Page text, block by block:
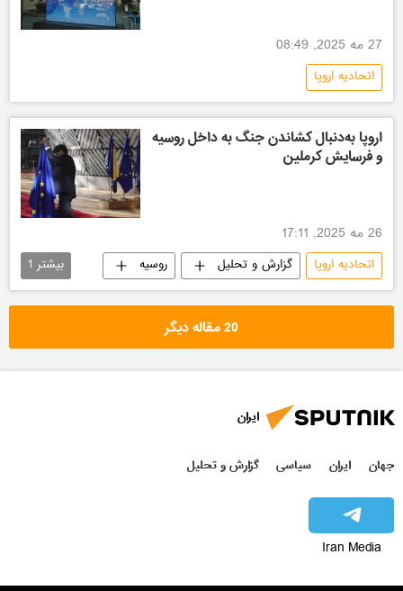
27 مه 2025, 08:49
اتحادیه اروپا
اروپا به‌دنبال کشاندن جنگ به داخل روسیه
و فرسایش کرملین
26 مه 2025, 17:11
اتحادیه اروپا گزارش و تحلیل
روسیه
اوکراین
بیشتر 1
20 مقاله دیگر
ایران
جهان ایران سیاسی گزارش و تحلیل
Iran Media